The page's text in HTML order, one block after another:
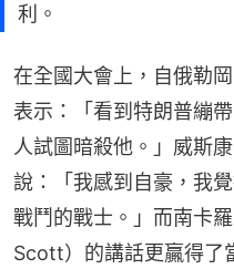
利。
在全國大會上，自俄勒
表示：「看到特朗普繃
人試圖暗殺他。」威斯
說：「我感到自豪，我
戰鬥的戰士。」而南卡
Scott）的講話更贏得了